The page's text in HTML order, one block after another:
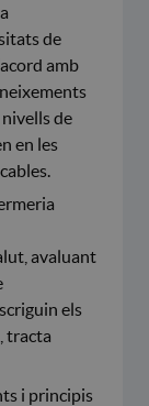
de
amb
de
en les
avaluant
els
tracta
i principis